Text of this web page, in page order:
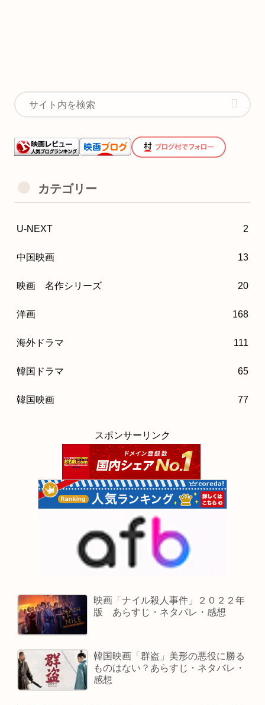
カテゴリー
U-NEXT 2
中国映画 13
映画 名作シリーズ 20
洋画 168
海外ドラマ 111
韓国ドラマ 65
韓国映画 77
スポンサーリンク
映画「ナイル殺人事件」２０２２年
版 あらすじ・ネタバレ・感想
韓国映画「群盗」美形の悪役に勝る
ものはない？あらすじ・ネタバレ・
感想